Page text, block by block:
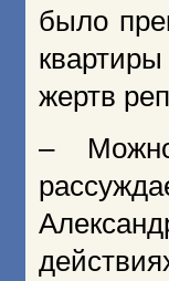
было
жертв
–